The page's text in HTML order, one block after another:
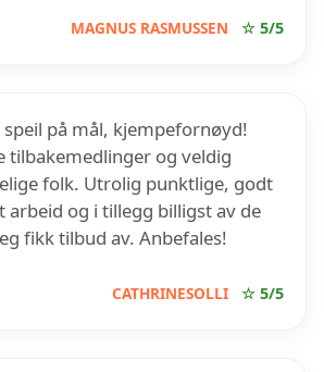
MAGNUS RASMUSSEN ☆ 5/5
speil på mål, kjempefornøyd!
tilbakemedlinger og veldig
folk. Utrolig punktlige, godt
arbeid og i tillegg billigst av de
fikk tilbud av. Anbefales!
CATHRINESOLLI ☆ 5/5